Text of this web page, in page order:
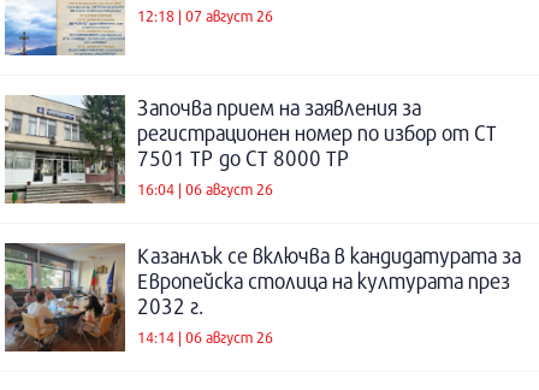
12:18 | 07 август 26
Започва прием на заявления за
регистрационен номер по избор от СТ
7501 ТР до СТ 8000 ТР
16:04 | 06 август 26
Казанлък се включва в кандидатурата за
Европейска столица на културата през
2032 г.
14:14 | 06 август 26